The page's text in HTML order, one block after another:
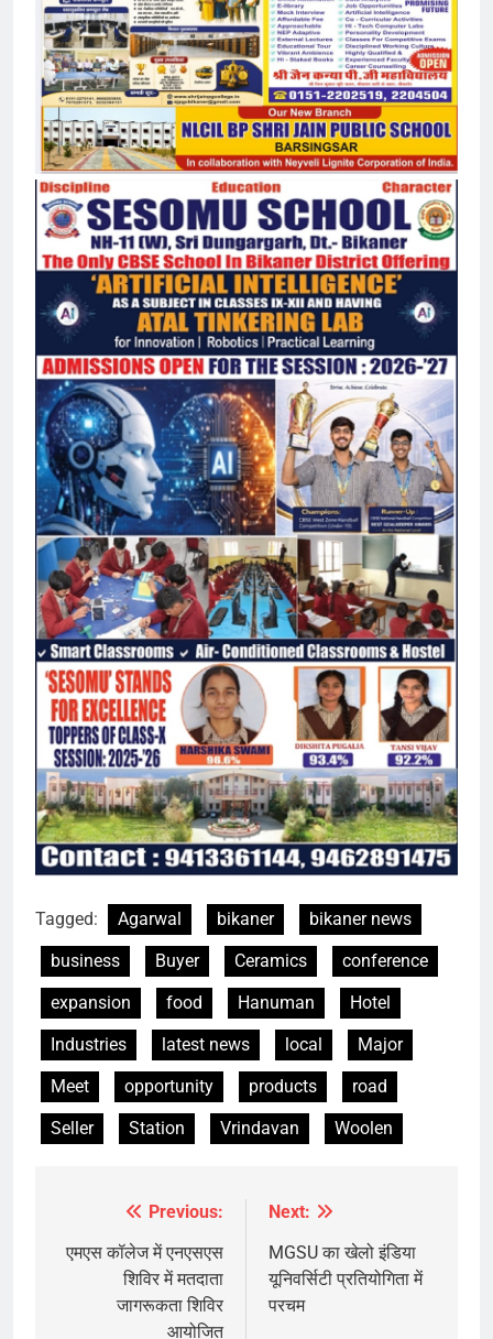
Tagged: Agarwal bikaner
bikaner news
business
Buyer Ceramics
conference
expansion
food Hanuman
Hotel
Industries
latest news local
Major
Meet
opportunity products
road
Seller
Station Vrindavan Woolen
navigation
Previous:
एमएस कॉलेज में एनएसएस
शिविर में मतदाता
जागरूकता शिविर
आयोजित
Next:
MGSU का खेलो इंडिया
यूनिवर्सिटी प्रतियोगिता में
परचम